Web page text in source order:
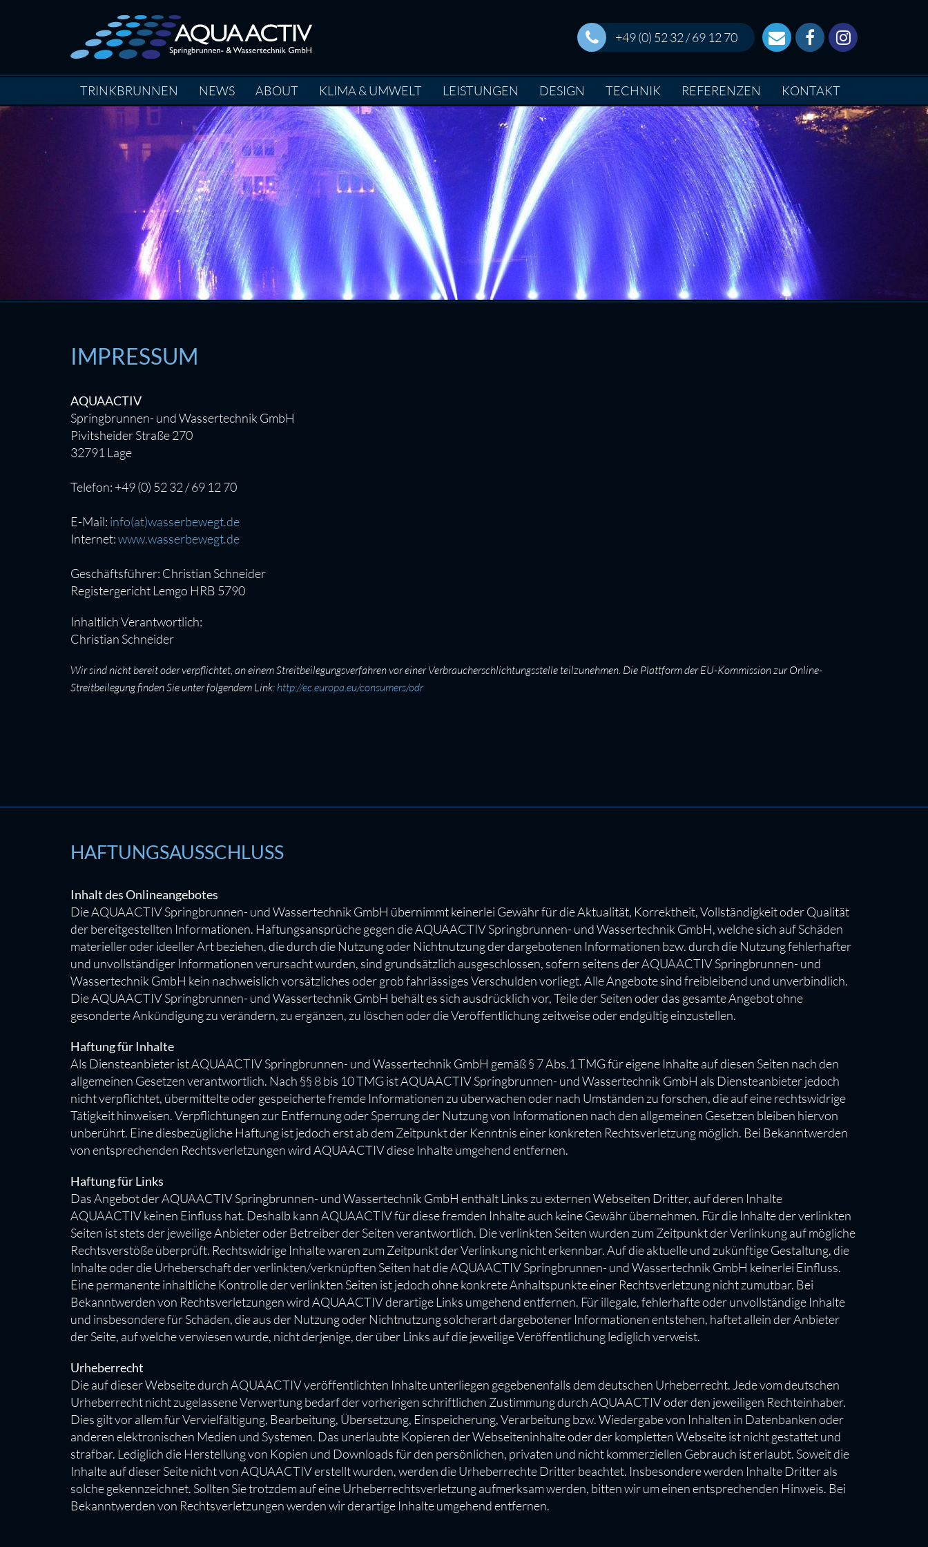
+49 (0) 52 32 / 69 12 70
TRINKBRUNNEN NEWS ABOUT KLIMA & UMWELT LEISTUNGEN DESIGN TECHNIK REFERENZEN KONTAKT
IMPRESSUM
AQUAACTIV
Springbrunnen- und Wassertechnik GmbH
Pivitsheider Straße 270
32791 Lage
Telefon: +49 (0) 52 32 / 69 12 70
E-Mail: info(at)wasserbewegt.de
Internet:www.wasserbewegt.de
Geschäftsführer: Christian Schneider
Registergericht Lemgo HRB 5790
Inhaltlich Verantwortlich:
Christian Schneider
Wir sind nicht bereit oder verpflichtet, an einem Streitbeilegungsverfahren vor einer Verbraucherschlichtungsstelle teilzunehmen. Die Plattform der EU-Kommission zur Online-
Streitbeilegung finden Sie unter folgendem Link: http://ec.europa.eu/consumers/odr
HAFTUNGSAUSSCHLUSS
Inhalt des Onlineangebotes
Die AQUAACTIV Springbrunnen- und Wassertechnik GmbH übernimmt keinerlei Gewähr für die Aktualität, Korrektheit, Vollständigkeit oder Qualität
der bereitgestellten Informationen. Haftungsansprüche gegen die AQUAACTIV Springbrunnen- und Wassertechnik GmbH, welche sich auf Schäden
materieller oder ideeller Art beziehen, die durch die Nutzung oder Nichtnutzung der dargebotenen Informationen bzw. durch die Nutzung fehlerhafter
und unvollständiger Informationen verursacht wurden, sind grundsätzlich ausgeschlossen, sofern seitens der AQUAACTIV Springbrunnen- und
Wassertechnik GmbH kein nachweislich vorsätzliches oder grob fahrlässiges Verschulden vorliegt. Alle Angebote sind freibleibend und unverbindlich.
Die AQUAACTIV Springbrunnen- und Wassertechnik GmbH behält es sich ausdrücklich vor, Teile der Seiten oder das gesamte Angebot ohne
gesonderte Ankündigung zu verändern, zu ergänzen, zu löschen oder die Veröffentlichung zeitweise oder endgültig einzustellen.
Haftung für Inhalte
Als Diensteanbieter ist AQUAACTIV Springbrunnen- und Wassertechnik GmbH gemäß § 7 Abs.1 TMG für eigene Inhalte auf diesen Seiten nach den
allgemeinen Gesetzen verantwortlich. Nach §§ 8 bis 10 TMG ist AQUAACTIV Springbrunnen- und Wassertechnik GmbH als Diensteanbieter jedoch
nicht verpflichtet, übermittelte oder gespeicherte fremde Informationen zu überwachen oder nach Umständen zu forschen, die auf eine rechtswidrige
Tätigkeit hinweisen. Verpflichtungen zur Entfernung oder Sperrung der Nutzung von Informationen nach den allgemeinen Gesetzen bleiben hiervon
unberührt. Eine diesbezügliche Haftung ist jedoch erst ab dem Zeitpunkt der Kenntnis einer konkreten Rechtsverletzung möglich. Bei Bekanntwerden
von entsprechenden Rechtsverletzungen wird AQUAACTIV diese Inhalte umgehend entfernen.
Haftung für Links
Das Angebot der AQUAACTIV Springbrunnen- und Wassertechnik GmbH enthält Links zu externen Webseiten Dritter, auf deren Inhalte
AQUAACTIV keinen Einfluss hat. Deshalb kann AQUAACTIV für diese fremden Inhalte auch keine Gewähr übernehmen. Für die Inhalte der verlinkten
Seiten ist stets der jeweilige Anbieter oder Betreiber der Seiten verantwortlich. Die verlinkten Seiten wurden zum Zeitpunkt der Verlinkung auf mögliche
Rechtsverstöße überprüft. Rechtswidrige Inhalte waren zum Zeitpunkt der Verlinkung nicht erkennbar. Auf die aktuelle und zukünftige Gestaltung, die
Inhalte oder die Urheberschaft der verlinkten/verknüpften Seiten hat die AQUAACTIV Springbrunnen- und Wassertechnik GmbH keinerlei Einfluss.
Eine permanente inhaltliche Kontrolle der verlinkten Seiten ist jedoch ohne konkrete Anhaltspunkte einer Rechtsverletzung nicht zumutbar. Bei
Bekanntwerden von Rechtsverletzungen wird AQUAACTIV derartige Links umgehend entfernen. Für illegale, fehlerhafte oder unvollständige Inhalte
und insbesondere für Schäden, die aus der Nutzung oder Nichtnutzung solcherart dargebotener Informationen entstehen, haftet allein der Anbieter
der Seite, auf welche verwiesen wurde, nicht derjenige, der über Links auf die jeweilige Veröffentlichung lediglich verweist.
Urheberrecht
Die auf dieser Webseite durch AQUAACTIV veröffentlichten Inhalte unterliegen gegebenenfalls dem deutschen Urheberrecht. Jede vom deutschen
Urheberrecht nicht zugelassene Verwertung bedarf der vorherigen schriftlichen Zustimmung durch AQUAACTIV oder den jeweiligen Rechteinhaber.
Dies gilt vor allem für Vervielfältigung, Bearbeitung, Übersetzung, Einspeicherung, Verarbeitung bzw. Wiedergabe von Inhalten in Datenbanken oder
anderen elektronischen Medien und Systemen. Das unerlaubte Kopieren der Webseiteninhalte oder der kompletten Webseite ist nicht gestattet und
strafbar. Lediglich die Herstellung von Kopien und Downloads für den persönlichen, privaten und nicht kommerziellen Gebrauch ist erlaubt. Soweit die
Inhalte auf dieser Seite nicht von AQUAACTIV erstellt wurden, werden die Urheberrechte Dritter beachtet. Insbesondere werden Inhalte Dritter als
solche gekennzeichnet. Sollten Sie trotzdem auf eine Urheberrechtsverletzung aufmerksam werden, bitten wir um einen entsprechenden Hinweis. Bei
Bekanntwerden von Rechtsverletzungen werden wir derartige Inhalte umgehend entfernen.